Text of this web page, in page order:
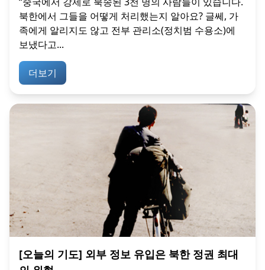
북한에서 그들을 어떻게 처리했는지 알아요? 글쎄, 가
족에게 알리지도 않고 전부 관리소(정치범 수용소)에
보냈다고...
더보기
[오늘의 기도] 외부 정보 유입은 북한 정권 최대